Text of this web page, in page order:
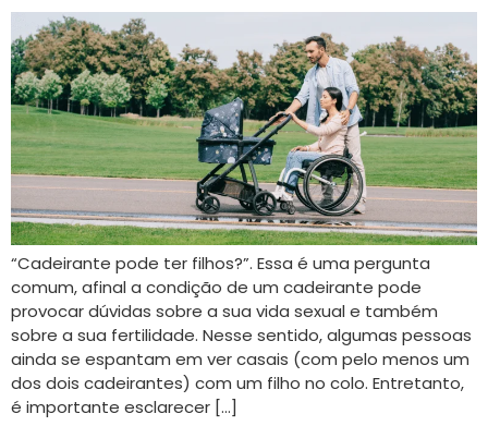
“Cadeirante pode ter filhos?”. Essa é uma pergunta
comum, afinal a condição de um cadeirante pode
provocar dúvidas sobre a sua vida sexual e também
sobre a sua fertilidade. Nesse sentido, algumas pessoas
ainda se espantam em ver casais (com pelo menos um
dos dois cadeirantes) com um filho no colo. Entretanto,
é importante esclarecer […]